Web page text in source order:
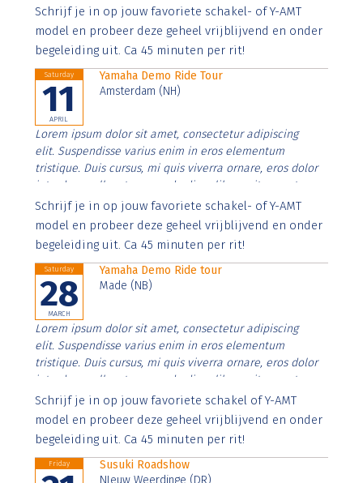
Aenean faucibus nibh et justo cursus id rutrum lorem
imperdiet. Nunc ut sem vitae risus tristique posuere.
Schrijf je in op jouw favoriete schakel- of Y-AMT
model en probeer deze geheel vrijblijvend en onder
begeleiding uit. Ca 45 minuten per rit!
Saturday
11
APRIL
Yamaha Demo Ride Tour
Amsterdam (NH)
Lorem ipsum dolor sit amet, consectetur adipiscing
elit. Suspendisse varius enim in eros elementum
tristique. Duis cursus, mi quis viverra ornare, eros dolor
interdum nulla, ut commodo diam libero vitae erat.
Aenean faucibus nibh et justo cursus id rutrum lorem
imperdiet. Nunc ut sem vitae risus tristique posuere.
Schrijf je in op jouw favoriete schakel- of Y-AMT
model en probeer deze geheel vrijblijvend en onder
begeleiding uit. Ca 45 minuten per rit!
Saturday
28
MARCH
Yamaha Demo Ride tour
Made (NB)
Lorem ipsum dolor sit amet, consectetur adipiscing
elit. Suspendisse varius enim in eros elementum
tristique. Duis cursus, mi quis viverra ornare, eros dolor
interdum nulla, ut commodo diam libero vitae erat.
Aenean faucibus nibh et justo cursus id rutrum lorem
imperdiet. Nunc ut sem vitae risus tristique posuere.
Schrijf je in op jouw favoriete schakel of Y-AMT
model en probeer deze geheel vrijblijvend en onder
begeleiding uit. Ca 45 minuten per rit!
Friday
Susuki Roadshow
NIeuw Weerdinge (DR)